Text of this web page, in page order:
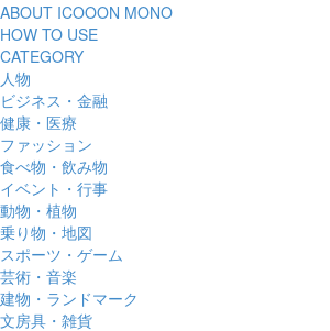
ABOUT ICOOON MONO
HOW TO USE
CATEGORY
人物
ビジネス・金融
健康・医療
ファッション
食べ物・飲み物
イベント・行事
動物・植物
乗り物・地図
スポーツ・ゲーム
芸術・音楽
建物・ランドマーク
文房具・雑貨